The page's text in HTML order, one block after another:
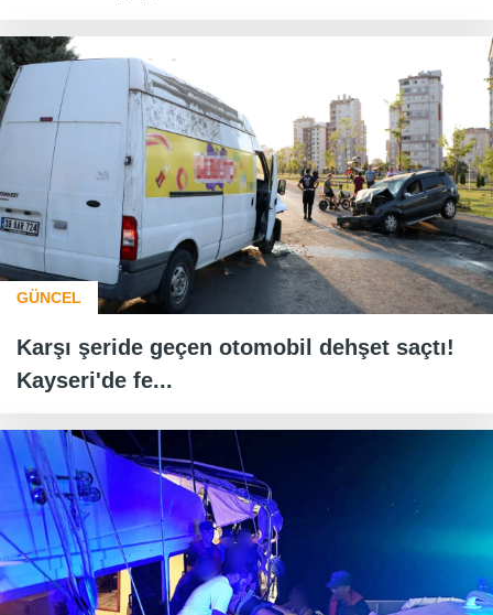
GÜNCEL
Karşı şeride geçen otomobil dehşet saçtı!
Kayseri'de fe...